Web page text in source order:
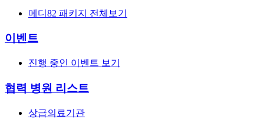
메디82 패키지 전체보기
이벤트
진행 중인 이벤트 보기
협력 병원 리스트
상급의료기관